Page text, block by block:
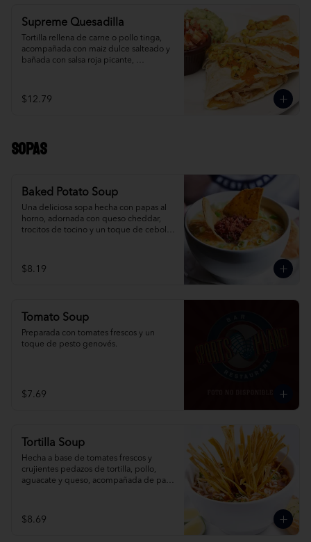
Supreme Quesadilla
Tortilla rellena de carne o pollo tinga,
acompañada con maiz dulce salteado y
bañada con salsa roja picante,
$12.79
Sopas
Baked Potato Soup
Una deliciosa sopa hecha con papas al
horno, adornada con queso cheddar,
trocitos de tocino y un toque de cebolla
$8.19
Tomato Soup
Preparada con tomates frescos y un
toque de pesto genovés.
$7.69
Tortilla Soup
Hecha a base de tomates frescos y
crujientes pedazos de tortilla, pollo,
aguacate y queso, acompañada de pan
$8.69